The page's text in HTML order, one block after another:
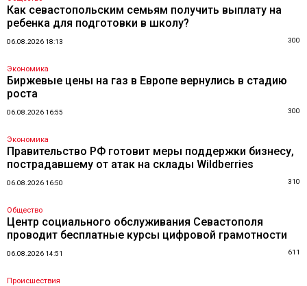
Как севастопольским семьям получить выплату на
ребенка для подготовки в школу?
06.08.2026 18:13 300
Экономика
Биржевые цены на газ в Европе вернулись в стадию
роста
06.08.2026 16:55 300
Экономика
Правительство РФ готовит меры поддержки бизнесу,
пострадавшему от атак на склады Wildberries
06.08.2026 16:50 310
Общество
Центр социального обслуживания Севастополя
проводит бесплатные курсы цифровой грамотности
06.08.2026 14:51 611
Происшествия